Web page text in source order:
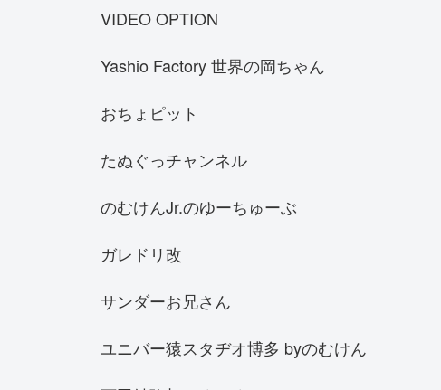
マクラーレンF1GTR
SUBARU BRZ
クラウンアスリートGRS180
スバル GC8インプレッサWRX 22B
シボレー・カマロ
シボレー コルベット
SKYLINE R30
シャア専用 オーリス
VIDEO OPTION
Yashio Factory 世界の岡ちゃん
おちょピット
たぬぐっチャンネル
のむけんJr.のゆーちゅーぶ
ガレドリ改
サンダーお兄さん
ユニバー猿スタヂオ博多 byのむけん